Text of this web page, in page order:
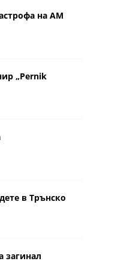
на АМ
„Pernik
в Трънско
загинал